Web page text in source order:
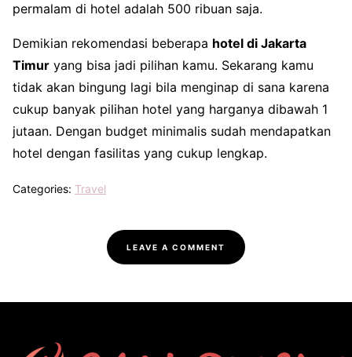
permalam di hotel adalah 500 ribuan saja.
Demikian rekomendasi beberapa hotel di Jakarta
Timur yang bisa jadi pilihan kamu. Sekarang kamu
tidak akan bingung lagi bila menginap di sana karena
cukup banyak pilihan hotel yang harganya dibawah 1
jutaan. Dengan budget minimalis sudah mendapatkan
hotel dengan fasilitas yang cukup lengkap.
Categories: Travel
LEAVE A COMMENT